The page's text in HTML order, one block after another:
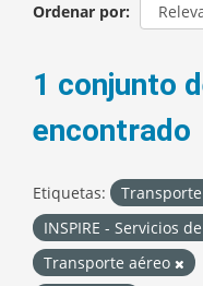
Ordenar por
1 conjunto
encontrado
Etiquetas:
INSPIRE - Servicios
Transporte aéreo